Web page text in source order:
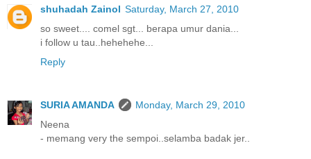
shuhadah Zainol Saturday, March 27, 2010
so sweet.... comel sgt... berapa umur dania...
i follow u tau..hehehehe...
Reply
SURIA AMANDA
Monday, March 29, 2010
Neena
- memang very the sempoi..selamba badak jer..